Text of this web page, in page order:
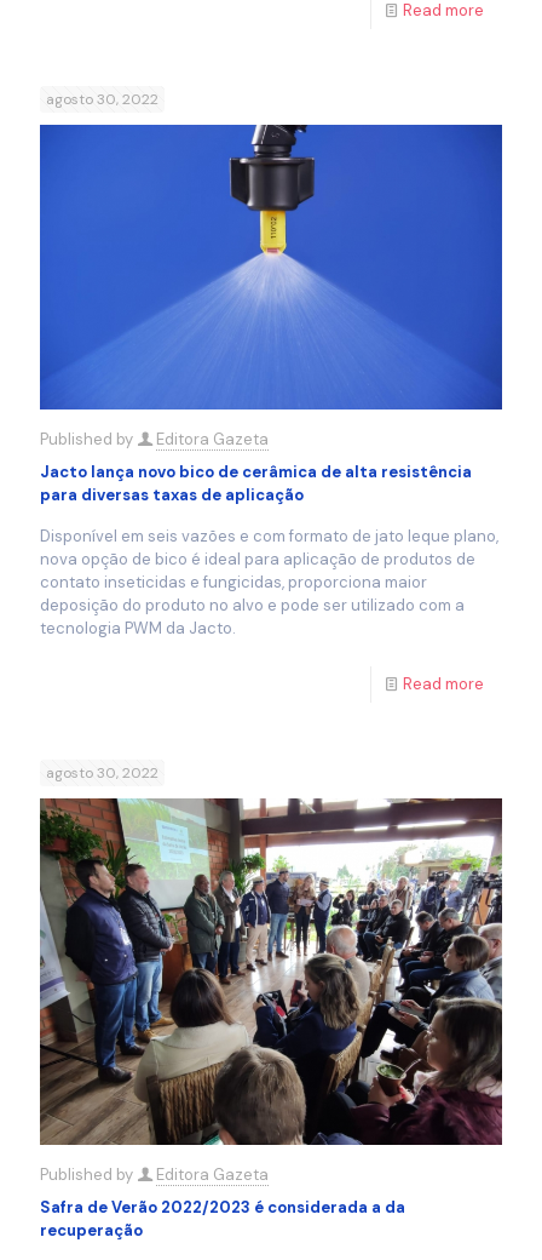
Read more
agosto 30, 2022
Published by
Editora Gazeta
Jacto lança novo bico de cerâmica de alta resistência
para diversas taxas de aplicação
Disponível em seis vazões e com formato de jato leque plano,
nova opção de bico é ideal para aplicação de produtos de
contato inseticidas e fungicidas, proporciona maior
deposição do produto no alvo e pode ser utilizado com a
tecnologia PWM da Jacto.
Read more
agosto 30, 2022
Published by
Editora Gazeta
Safra de Verão 2022/2023 é considerada a da
recuperação